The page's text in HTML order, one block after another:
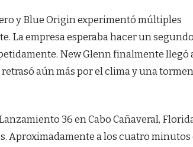
y Blue Origin experimentó múltiples
La empresa esperaba hacer un segundo
New Glenn finalmente llegó
aún más por el clima y una
36 en Cabo Cañaveral,
Aproximadamente a los cuatro minutos